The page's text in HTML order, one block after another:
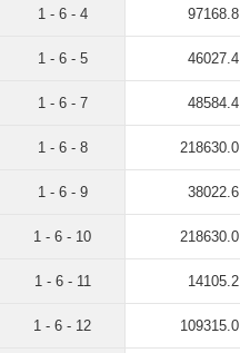
1 - 6 - 4 97168.8
1 - 6 - 5 46027.4
1 - 6 - 7 48584.4
1 - 6 - 8 218630.0
1 - 6 - 9 38022.6
1 - 6 - 10 218630.0
1 - 6 - 11 14105.2
1 - 6 - 12 109315.0